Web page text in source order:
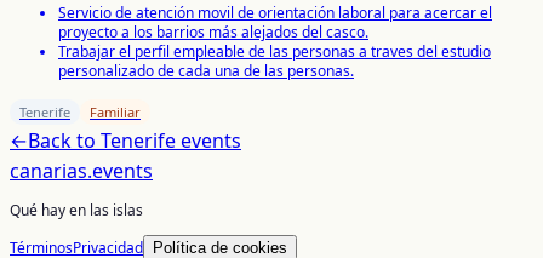
Servicio de atención movil de orientación laboral para acercar el
proyecto a los barrios más alejados del casco.
Trabajar el perfil empleable de las personas a traves del estudio
personalizado de cada una de las personas.
Tenerife Familiar
←Back to Tenerifeevents
canarias.events
Qué hay en las islas
TérminosPrivacidad Política de cookies